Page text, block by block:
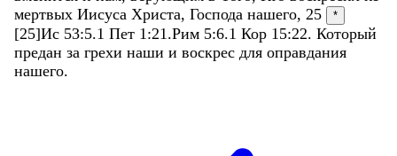
мертвых Иисуса Христа, Господа нашего, 25 *
[25]Ис 53:5.1 Пет 1:21 .Рим 5:6.1 Кор 15:22. Который
предан за грехи наши и воскрес для оправдания
нашего.